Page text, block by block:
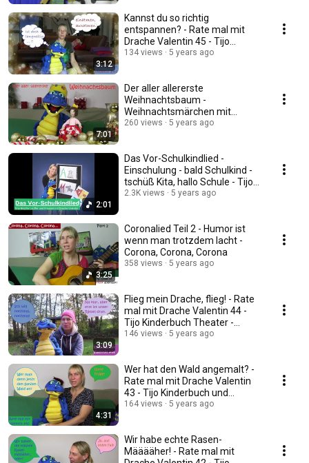
3:12
Kannst du so richtig
entspannen? - Rate mal mit
Drache Valentin 45 - Tijo
Kindertheater - bauchreden
134 views 5 years ago
7:01
Der aller allererste
Weihnachtsbaum -
Weihnachtsmärchen mit
Drache Valentin - Tijo
260 views 5 years ago
2:01
Das Vor-Schulkindlied -
Einschulung - bald Schulkind -
tschüß Kita, hallo Schule - Tijo
Kinderbuch
2.3K views 5 years ago
3:25
Coronalied Teil 2 - Humor ist
wenn man trotzdem lacht -
Corona, Corona, Corona
358 views 5 years ago
3:09
Flieg mein Drache, flieg! - Rate
mal mit Drache Valentin 44 -
Tijo Kinderbuch Theater -
bauchreden
146 views 5 years ago
4:31
Wer hat den Wald angemalt? -
Rate mal mit Drache Valentin
43 - Tijo Kinderbuch und
Theater
164 views 5 years ago
Wir habe echte Rasen-
Määääher! - Rate mal mit